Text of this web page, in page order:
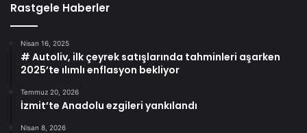
Rastgele Haberler
Nisan 16, 2025
# Autoliv, ilk çeyrek satışlarında tahminleri aşarken
2025’te ılımlı enflasyon bekliyor
Temmuz 20, 2026
İzmit’te Anadolu ezgileri yankılandı
Nisan 8, 2026